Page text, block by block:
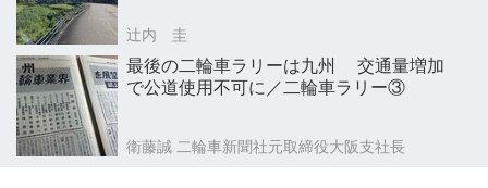
辻内 圭
最後の二輪車ラリーは九州 交通量増加
で公道使用不可に／二輪車ラリー③
衛藤誠 二輪車新聞社元取締役大阪支社長